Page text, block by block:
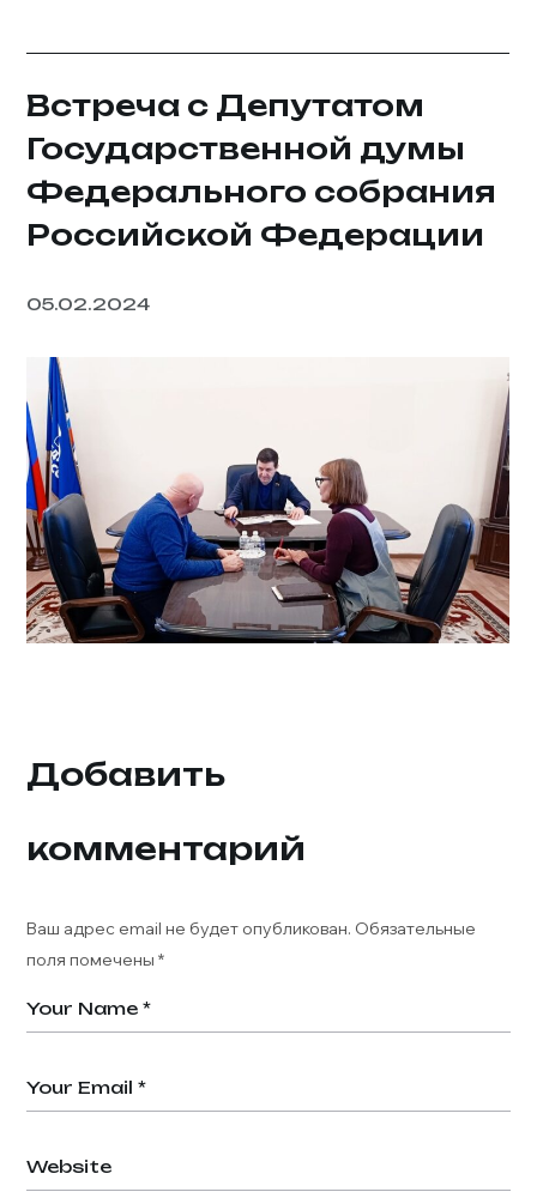
Встреча с Депутатом
Государственной думы
Федерального собрания
Российской Федерации
05.02.2024
Добавить
комментарий
Ваш адрес email не будет опубликован. Обязательные
поля помечены*